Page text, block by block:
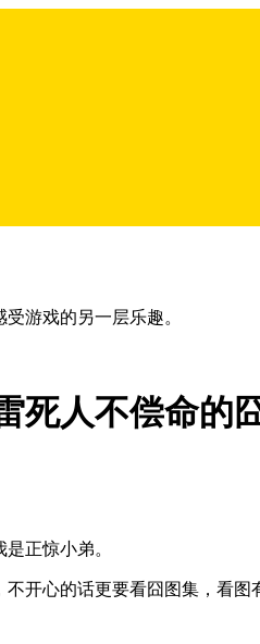
游戏的另一层乐趣。
死人不偿命的
正惊小弟。
开心的话更要看囧图集，看